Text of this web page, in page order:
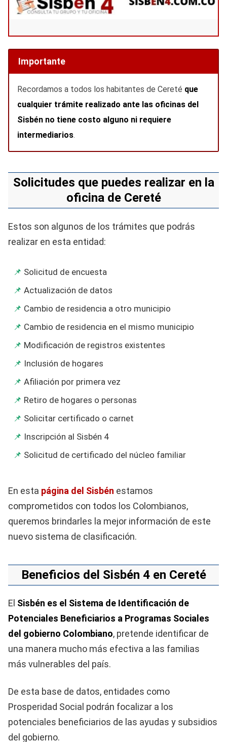
Importante
Recordamos a todos los habitantes de Cereté que
cualquier trámite realizado ante las oficinas del
Sisbén no tiene costo alguno ni requiere
intermediarios.
Solicitudes que puedes realizar en la
oficina de Cereté
Estos son algunos de los trámites que podrás
realizar en esta entidad:
Solicitud de encuesta
Actualización de datos
Cambio de residencia a otro municipio
Cambio de residencia en el mismo municipio
Modificación de registros existentes
Inclusión de hogares
Afiliación por primera vez
Retiro de hogares o personas
Solicitar certificado o carnet
Inscripción al Sisbén 4
Solicitud de certificado del núcleo familiar
En esta página del Sisbén estamos
comprometidos con todos los Colombianos,
queremos brindarles la mejor información de este
nuevo sistema de clasificación.
Beneficios del Sisbén 4 en Cereté
El Sisbén es el Sistema de Identificación de
Potenciales Beneficiarios a Programas Sociales
del gobierno Colombiano, pretende identificar de
una manera mucho más efectiva a las familias
más vulnerables del país.
De esta base de datos, entidades como
Prosperidad Social podrán focalizar a los
potenciales beneficiarios de las ayudas y subsidios
del gobierno.